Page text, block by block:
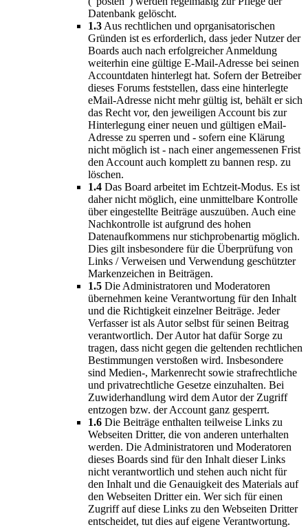
Datenbank gelöscht.
1.3 Aus rechtlichen und oprganisatorischen
Gründen ist es erforderlich, dass jeder Nutzer der
Boards auch nach erfolgreicher Anmeldung
weiterhin eine gültige E-Mail-Adresse bei seinen
Accountdaten hinterlegt hat. Sofern der Betreiber
dieses Forums feststellen, dass eine hinterlegte
eMail-Adresse nicht mehr gültig ist, behält er sich
das Recht vor, den jeweiligen Account bis zur
Hinterlegung einer neuen und gültigen eMail-
Adresse zu sperren und - sofern eine Klärung
nicht möglich ist - nach einer angemessenen Frist
den Account auch komplett zu bannen resp. zu
löschen.
1.4 Das Board arbeitet im Echtzeit-Modus. Es ist
daher nicht möglich, eine unmittelbare Kontrolle
über eingestellte Beiträge auszuüben. Auch eine
Nachkontrolle ist aufgrund des hohen
Datenaufkommens nur stichprobenartig möglich.
Dies gilt insbesondere für die Überprüfung von
Links / Verweisen und Verwendung geschützter
Markenzeichen in Beiträgen.
1.5 Die Administratoren und Moderatoren
übernehmen keine Verantwortung für den Inhalt
und die Richtigkeit einzelner Beiträge. Jeder
Verfasser ist als Autor selbst für seinen Beitrag
verantwortlich. Der Autor hat dafür Sorge zu
tragen, dass nicht gegen die geltenden rechtlichen
Bestimmungen verstoßen wird. Insbesondere
sind Medien-, Markenrecht sowie strafrechtliche
und privatrechtliche Gesetze einzuhalten. Bei
Zuwiderhandlung wird dem Autor der Zugriff
entzogen bzw. der Account ganz gesperrt.
1.6 Die Beiträge enthalten teilweise Links zu
Webseiten Dritter, die von anderen unterhalten
werden. Die Administratoren und Moderatoren
dieses Boards sind für den Inhalt dieser Links
nicht verantwortlich und stehen auch nicht für
den Inhalt und die Genauigkeit des Materials auf
den Webseiten Dritter ein. Wer sich für einen
Zugriff auf diese Links zu den Webseiten Dritter
entscheidet, tut dies auf eigene Verantwortung.